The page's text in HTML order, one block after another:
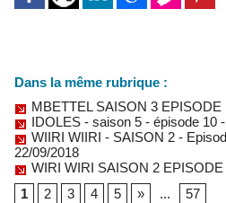
Dans la même rubrique :
MBETTEL SAISON 3 EPISODE
IDOLES - saison 5 - épisode 10
WIIRI WIIRI - SAISON 2 -
22/09/2018
WIRI WIRI SAISON 2 EPISODE
1
2 3 4 5 » ... 57